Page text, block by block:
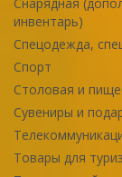
инвентарь)
Спецодежда,
Спорт
Столовая и
Сувениры и
Товары для